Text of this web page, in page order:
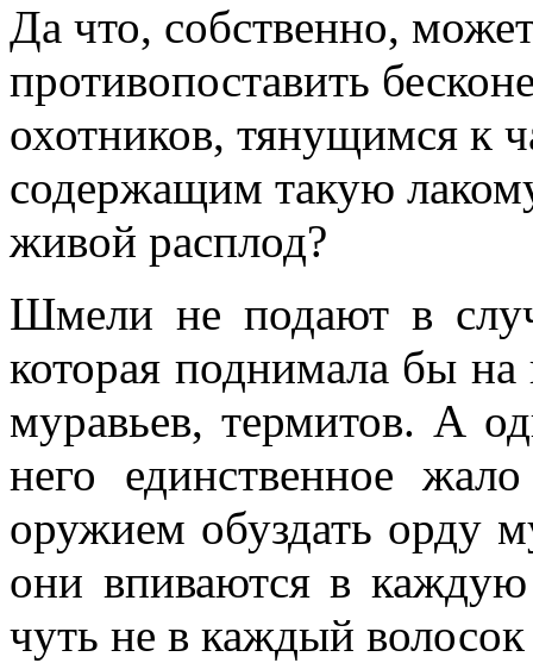
Да что, собственно,
противопоставить
охотников, тянущимся к
содержащим такую
живой расплод?
Шмели не подают в
которая поднимала бы на
муравьев, термитов. А
него единственное
оружием обуздать орду
они впиваются в
чуть не в каждый волосок